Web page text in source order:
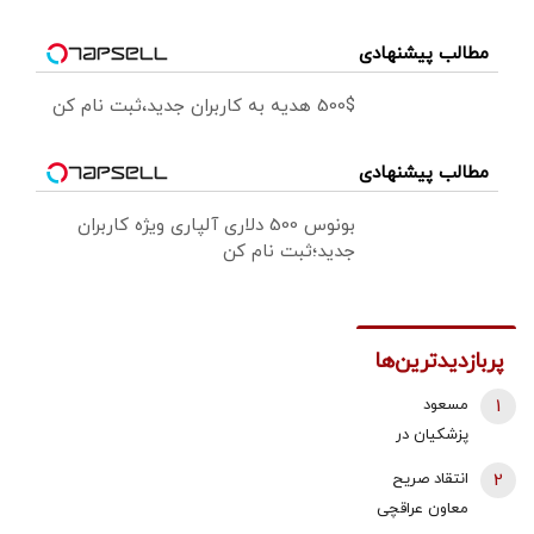
مطالب پیشنهادی
500$ هدیه به کاربران جدید،ثبت نام کن
مطالب پیشنهادی
بونوس 500 دلاری آلپاری ویژه کاربران
جدید؛ثبت نام کن
پربازدیدترین‌ها
مسعود
پزشکیان در
شهادت ایشان
1
انتقاد صریح
معاون عراقچی
2